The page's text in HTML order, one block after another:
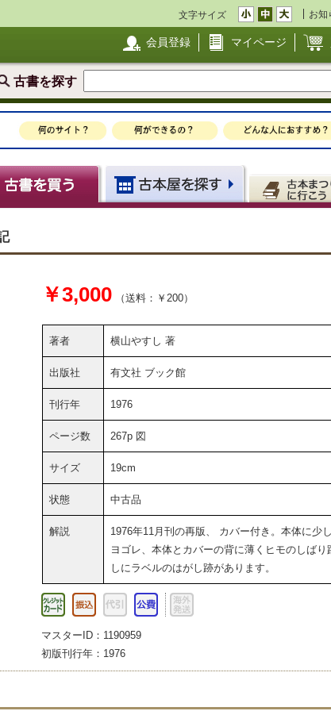
文字サイズ お知
会員登録 マイページ
古書を探す
￥3,000 （送料：￥200）
著者 横山やすし 著
出版社 有文社 ブック館
刊行年 1976
ページ数 267p 図
サイズ 19cm
状態 中古品
解説
1976年11月刊の再版、 カバー付き。本体に少
ヨゴレ、本体とカバーの背に薄くヒモのしばり
しにラベルのはがし跡があります。
マスターID：1190959
初版刊行年：1976